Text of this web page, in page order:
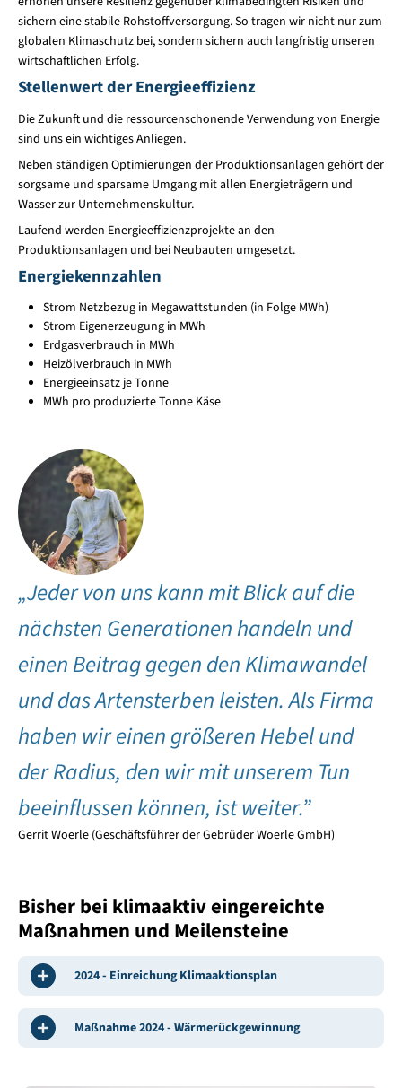
sichern eine stabile Rohstoffversorgung. So tragen wir nicht nur zum
globalen Klimaschutz bei, sondern sichern auch langfristig unseren
wirtschaftlichen Erfolg.
Stellenwert der Energieeffizienz
Die Zukunft und die ressourcenschonende Verwendung von Energie
sind uns ein wichtiges Anliegen.
Neben ständigen Optimierungen der Produktionsanlagen gehört der
sorgsame und sparsame Umgang mit allen Energieträgern und
Wasser zur Unternehmenskultur.
Laufend werden Energieeffizienzprojekte an den
Produktionsanlagen und bei Neubauten umgesetzt.
Energiekennzahlen
Strom Netzbezug in Megawattstunden (in Folge MWh)
Strom Eigenerzeugung in MWh
Erdgasverbrauch in MWh
Heizölverbrauch in MWh
Energieeinsatz je Tonne
MWh pro produzierte Tonne Käse
„Jeder von uns kann mit Blick auf die
nächsten Generationen handeln und
einen Beitrag gegen den Klimawandel
und das Artensterben leisten. Als Firma
haben wir einen größeren Hebel und
der Radius, den wir mit unserem Tun
beeinflussen können, ist weiter.”
Gerrit Woerle (Geschäftsführer der Gebrüder Woerle GmbH)
Bisher bei klimaaktiv eingereichte
Maßnahmen und Meilensteine
2024 - Einreichung Klimaaktionsplan
Maßnahme 2024 - Wärmerückgewinnung